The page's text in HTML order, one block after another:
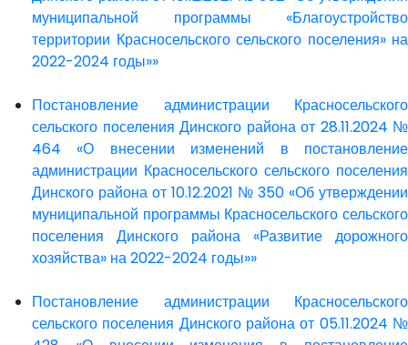
муниципальной программы «Благоустройство
территории Красносельского сельского поселения» на
2022-2024 годы»»
Постановление администрации Красносельского
сельского поселения Динского района от 28.11.2024 №
464 «О внесении изменений в постановление
администрации Красносельского сельского поселения
Динского района от 10.12.2021 № 350 «Об утверждении
муниципальной программы Красносельского сельского
поселения Динского района «Развитие дорожного
хозяйства» на 2022-2024 годы»»
Постановление администрации Красносельского
сельского поселения Динского района от 05.11.2024 №